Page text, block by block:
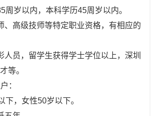
周岁以内，本科学历45周岁以内。
、高级技师等特定职业资格，有相应的
人员，留学生获得学士学位以上，深圳
等。
：
下，女性50岁以下。